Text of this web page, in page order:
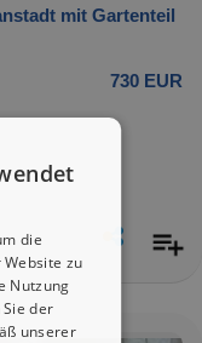
mit Gartenteil
730 EUR
die
zu
Nutzung
der
unserer